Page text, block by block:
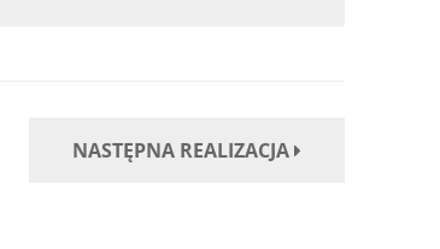
NASTĘPNA REALIZACJA